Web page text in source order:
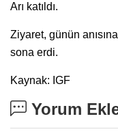
Arı katıldı.
Ziyaret, günün
sona erdi.
Kaynak: IGF
Yorum